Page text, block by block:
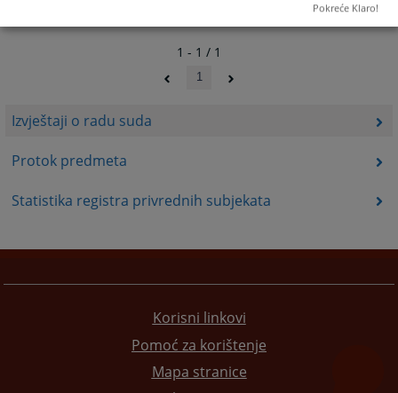
Izvještaji o radu suda
Protok predmeta
Statistika registra privrednih subjekata
1 - 1 / 1
1
Korisni linkovi
Pomoć za korištenje
Mapa stranice
Pokreće Klaro!